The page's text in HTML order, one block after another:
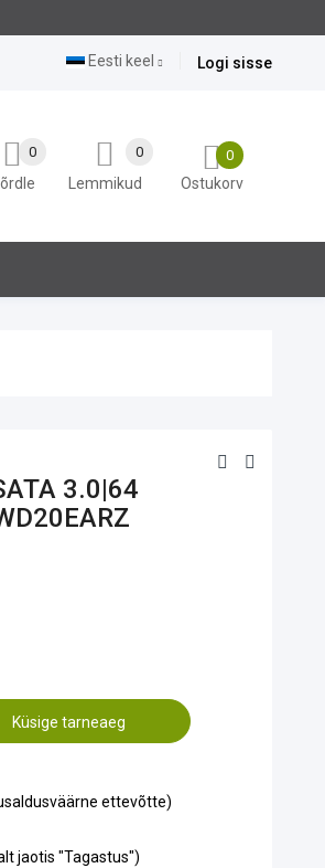
Logi sisse
Eesti keel
0
Ostukorv
Lemmikud
0
0
3.0|64
Küsige tarneaeg
ettevõtte)
jaotis "Tagastus")